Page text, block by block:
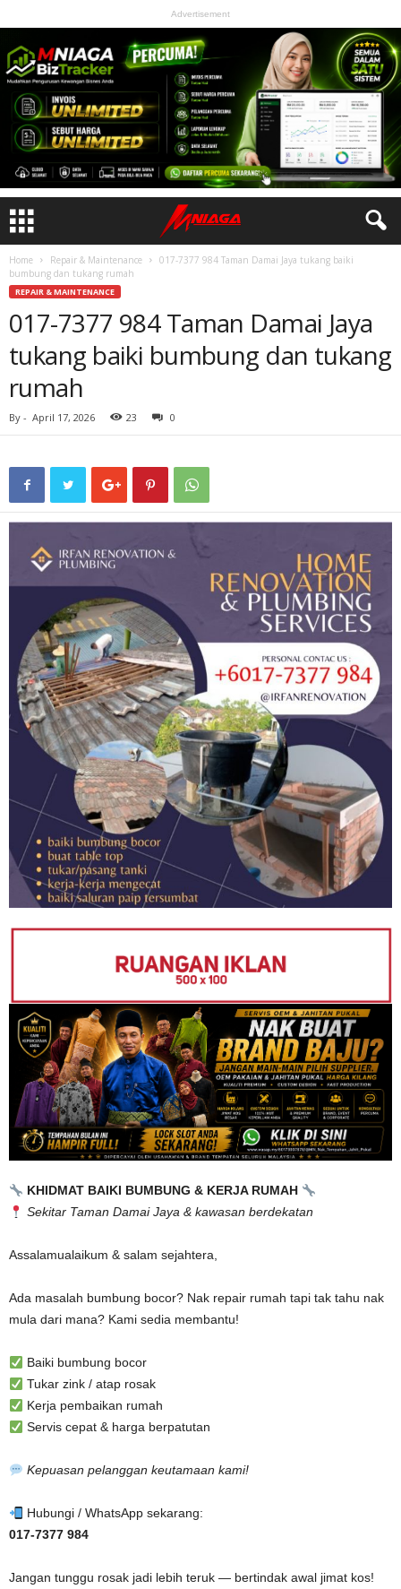
Advertisement
Home Repair & Maintenance
017-7377 984 Taman Damai Jaya tukang baiki
bumbung dan tukang rumah
REPAIR & MAINTENANCE
017-7377 984 Taman Damai Jaya
tukang baiki bumbung dan tukang
rumah
By - April 17, 2026 23 0
KHIDMAT BAIKI BUMBUNG & KERJA RUMAH
Sekitar Taman Damai Jaya & kawasan berdekatan
Assalamualaikum & salam sejahtera,
Ada masalah bumbung bocor? Nak repair rumah tapi tak tahu nak
mula dari mana? Kami sedia membantu!
Baiki bumbung bocor
Tukar zink / atap rosak
Kerja pembaikan rumah
Servis cepat & harga berpatutan
Kepuasan pelanggan keutamaan kami!
Hubungi / WhatsApp sekarang:
017-7377 984
Jangan tunggu rosak jadi lebih teruk — bertindak awal jimat kos!